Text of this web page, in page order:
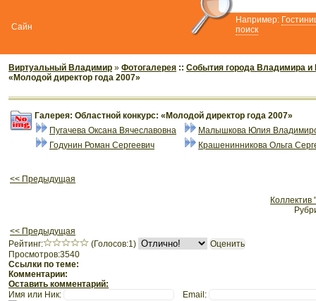
Например:
поиск
Виртуальный Владимир » Фотогалерея :: События города Владимира и
«Молодой директор года 2007»
Галерея: Областной конкурс: «Молодой директор года 2007»
Пугачева Оксана Вячеславовна
Малышкова Юлия
Годунин Роман Сергеевич
Крашенинникова Ольга
<< Предыдущая
<< Предыдущая
Рeйтинг:
(Голосов:1)
Просмотров:3540
Ссылки по теме:
Комментарии:
Оставить комментарий:
Имя или Ник:
Email: